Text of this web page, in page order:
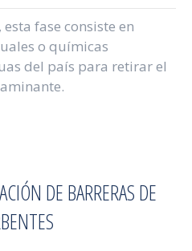
fase consiste en
o químicas
del país para retirar el
DE BARRERAS DE